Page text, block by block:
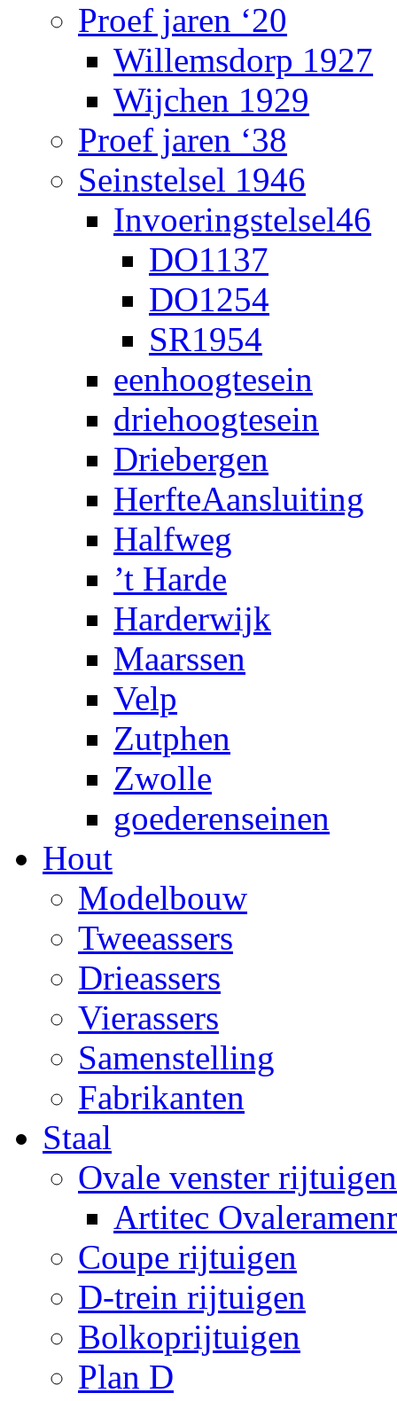
Proef jaren ‘20
Willemsdorp 1927
Wijchen 1929
Proef jaren ‘38
Seinstelsel 1946
Invoeringstelsel46
DO1137
DO1254
SR1954
eenhoogtesein
driehoogtesein
Driebergen
HerfteAansluiting
Halfweg
’t Harde
Harderwijk
Maarssen
Velp
Zutphen
Zwolle
goederenseinen
Hout
Modelbouw
Tweeassers
Drieassers
Vierassers
Samenstelling
Fabrikanten
Staal
Ovale venster rijtuigen
Artitec
Coupe rijtuigen
D-trein rijtuigen
Bolkoprijtuigen
Plan D